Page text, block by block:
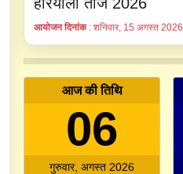
आयोजन दिनांक: शनिवार, 15 अगस्त 2026
आज की तिथि
06
गुरुवार, अगस्त 2026